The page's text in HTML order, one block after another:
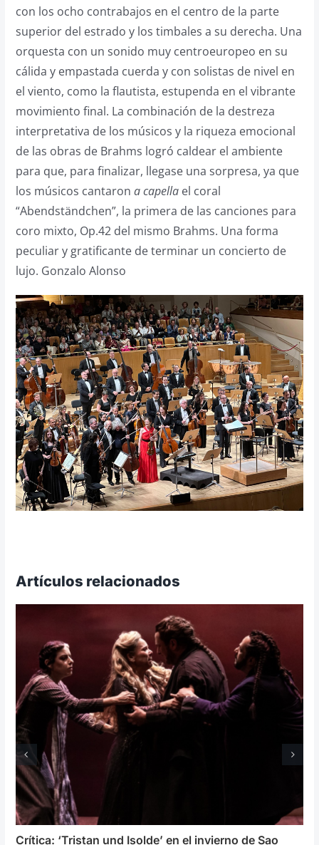
con los ocho contrabajos en el centro de la parte
superior del estrado y los timbales a su derecha. Una
orquesta con un sonido muy centroeuropeo en su
cálida y empastada cuerda y con solistas de nivel en
el viento, como la flautista, estupenda en el vibrante
movimiento final. La combinación de la destreza
interpretativa de los músicos y la riqueza emocional
de las obras de Brahms logró caldear el ambiente
para que, para finalizar, llegase una sorpresa, ya que
los músicos cantaron a capellael coral
“Abendständchen”, la primera de las canciones para
coro mixto, Op.42 del mismo Brahms. Una forma
peculiar y gratificante de terminar un concierto de
lujo. Gonzalo Alonso
Artículos relacionados
Crítica: ‘Tristan und Isolde’ en el invierno de Sao